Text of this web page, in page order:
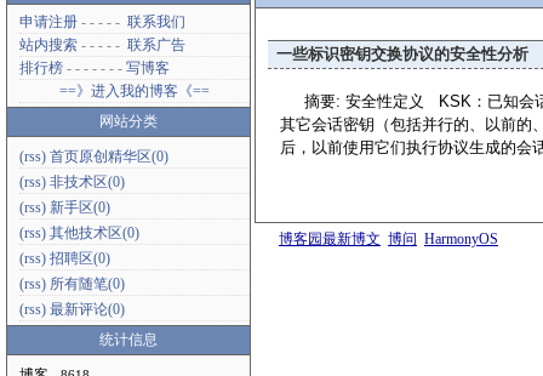
一些标识密钥交换协议的安全性分析
摘要: 安全性定义 KSK：已知会话
其它会话密钥（包括并行的、以前
后，以前使用它们执行协议生成
申请注册 - - - - - 联系我们
站内搜索 - - - - - 联系广告
排行榜 - - - - - - - 写博客
==》进入我的博客《==
网站分类
(rss) 首页原创精华区(0)
(rss) 非技术区(0)
(rss) 新手区(0)
(rss) 其他技术区(0)
(rss) 招聘区(0)
(rss) 所有随笔(0)
(rss) 最新评论(0)
统计信息
博客园最新博文 博问 HarmonyOS